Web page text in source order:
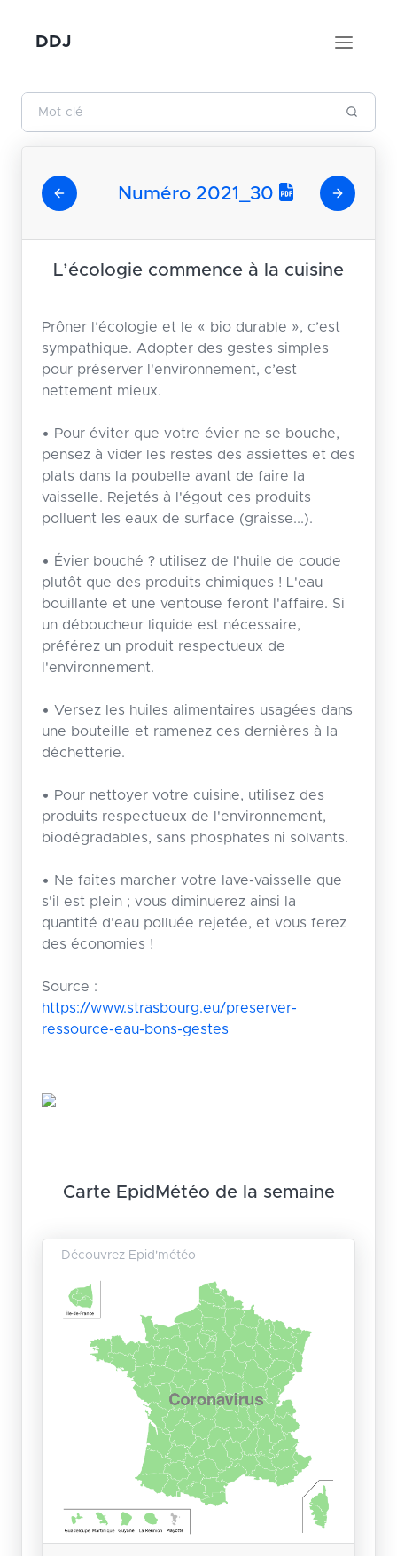
DDJ
Numéro 2021_30
L’écologie commence à la cuisine
Prôner l’écologie et le « bio durable », c’est
sympathique. Adopter des gestes simples
pour préserver l'environnement, c’est
nettement mieux.
• Pour éviter que votre évier ne se bouche,
pensez à vider les restes des assiettes et des
plats dans la poubelle avant de faire la
vaisselle. Rejetés à l'égout ces produits
polluent les eaux de surface (graisse...).
• Évier bouché ? utilisez de l'huile de coude
plutôt que des produits chimiques ! L'eau
bouillante et une ventouse feront l'affaire. Si
un déboucheur liquide est nécessaire,
préférez un produit respectueux de
l'environnement.
• Versez les huiles alimentaires usagées dans
une bouteille et ramenez ces dernières à la
déchetterie.
• Pour nettoyer votre cuisine, utilisez des
produits respectueux de l'environnement,
biodégradables, sans phosphates ni solvants.
• Ne faites marcher votre lave-vaisselle que
s'il est plein ; vous diminuerez ainsi la
quantité d'eau polluée rejetée, et vous ferez
des économies !
Source :
https://www.strasbourg.eu/preserver-
ressource-eau-bons-gestes
Carte EpidMétéo de la semaine
Découvrez Epid'météo